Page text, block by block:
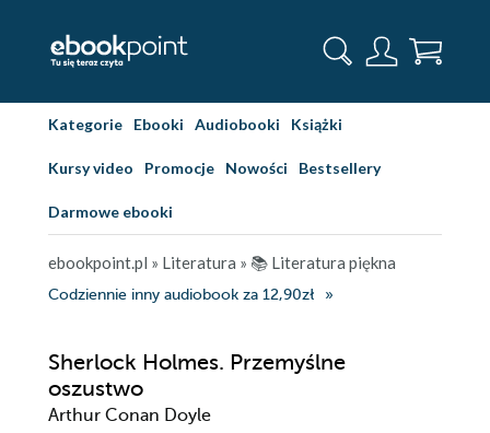
Kategorie Ebooki Audiobooki Książki
Kursy video Promocje Nowości Bestsellery
Darmowe ebooki
ebookpoint.pl » Literatura » 📚 Literatura piękna
Codziennie inny audiobook za 12,90zł
Sherlock Holmes. Przemyślne
oszustwo
Arthur Conan Doyle